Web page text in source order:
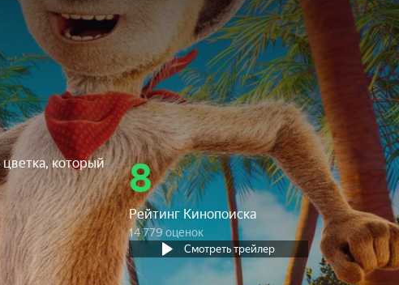
который
8
Рейтинг Кинопоиска
14 779 оценок
Смотреть трейлер